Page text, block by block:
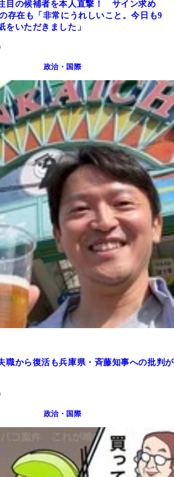
目の候補者を本人直撃！ サイン求め
存在も「非常にうれしいこと。今日も9
をいただきました」
政治・国際
職から復活も兵庫県・斉藤知事への批判が
政治・国際